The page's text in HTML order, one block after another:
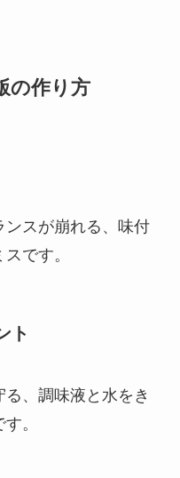
の作り方
スが崩れる、味付
です。
ト
、調味液と水をき
。